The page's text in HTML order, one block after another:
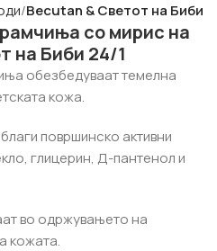
Becutan & Светот на Биби
со мирис на
на Биби 24/1
обезбедуваат темелна
кожа.
површинско активни
глицерин, Д-пантенол и
во одржувањето на
кожата.